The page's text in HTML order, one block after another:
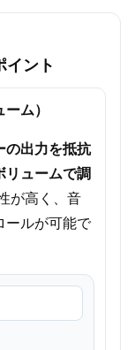
イント
ム）
の出力を抵抗
リュームで調
が高く、音
ールが可能で